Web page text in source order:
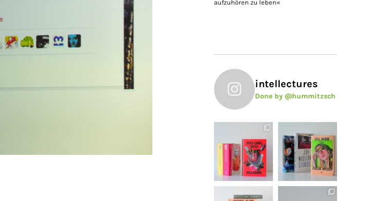
aufzuhören zu leben«
intellectures
Done by @hummitzsch